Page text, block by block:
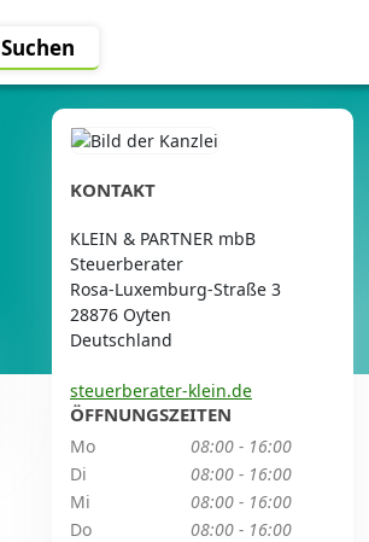
Suchen
KONTAKT
KLEIN & PARTNER mbB
Steuerberater
Rosa-Luxemburg-Straße 3
28876 Oyten
Deutschland
steuerberater-klein.de
ÖFFNUNGSZEITEN
Mo
08:00 - 16:00
Di
08:00 - 16:00
Mi
08:00 - 16:00
Do
08:00 - 16:00